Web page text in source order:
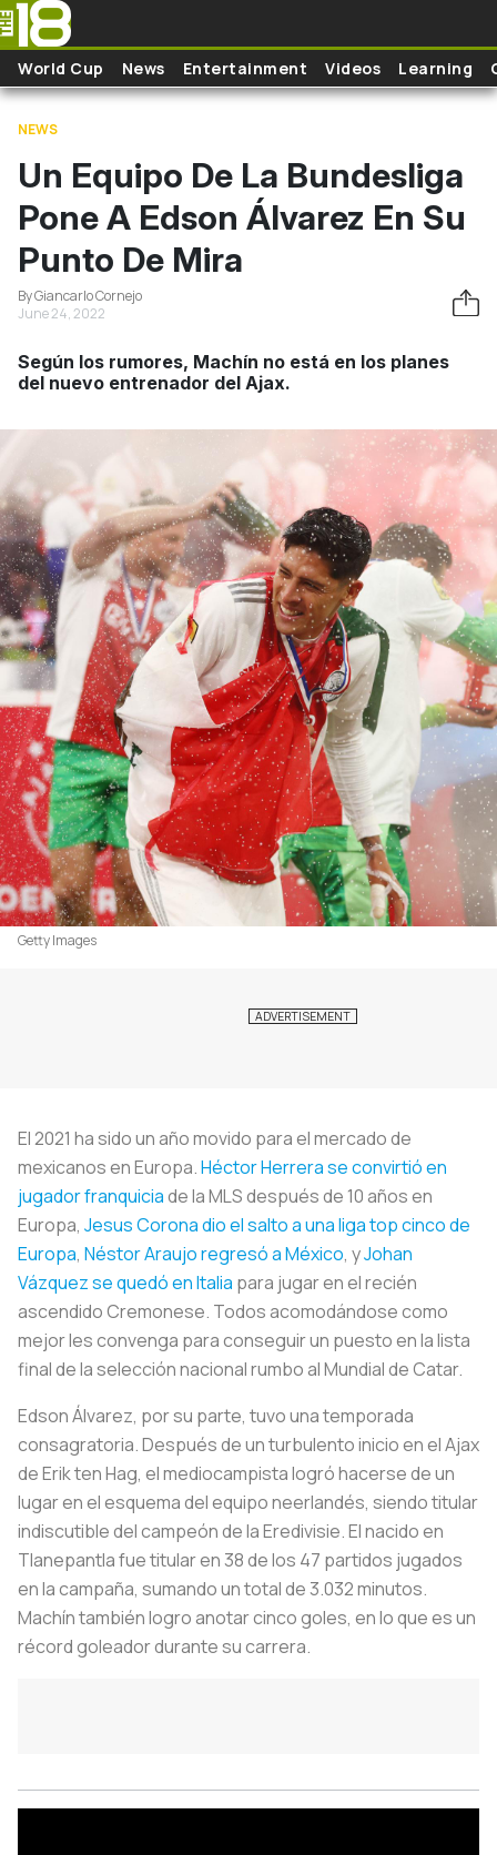
Skip to main content
World Cup News Entertainment Videos Learning
NEWS
Un Equipo De La Bundesliga
Pone A Edson Álvarez En Su
Punto De Mira
By Giancarlo Cornejo
June 24, 2022
Según los rumores, Machín no está en los planes
del nuevo entrenador del Ajax.
Getty Images
El 2021 ha sido un año movido para el mercado de
mexicanos en Europa.Héctor Herrera se convirtió en
jugador franquiciade la MLS después de 10 años en
Europa, Jesus Corona dio el salto a una liga top cinco de
Europa, Néstor Araujo regresó a México, yJohan
Vázquez se quedó en Italia para jugar en el recién
ascendido Cremonese. Todos acomodándose como
mejor les convenga para conseguir un puesto en la lista
final de la selección nacional rumbo al Mundial de Catar.
Edson Álvarez, por su parte, tuvo una temporada
consagratoria. Después de un turbulento inicio en el Ajax
de Erik ten Hag, el mediocampista logró hacerse de un
lugar en el esquema del equipo neerlandés, siendo titular
indiscutible del campeón de la Eredivisie. El nacido en
Tlanepantla fue titular en 38 de los 47 partidos jugados
en la campaña, sumando un total de 3.032 minutos.
Machín también logro anotar cinco goles, en lo que es un
récord goleador durante su carrera.